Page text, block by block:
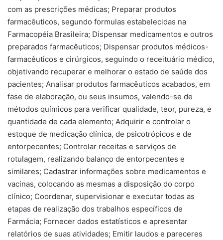
com as prescrições médicas; Preparar produtos
farmacêuticos, segundo formulas estabelecidas na
Farmacopéia Brasileira; Dispensar medicamentos e outros
preparados farmacêuticos; Dispensar produtos médicos-
farmacêuticos e cirúrgicos, seguindo o receituário médico,
objetivando recuperar e melhorar o estado de saúde dos
pacientes; Analisar produtos farmacêuticos acabados, em
fase de elaboração, ou seus insumos, valendo-se de
métodos químicos para verificar qualidade, teor, pureza, e
quantidade de cada elemento; Adquirir e controlar o
estoque de medicação clínica, de psicotrópicos e de
entorpecentes; Controlar receitas e serviços de
rotulagem, realizando balanço de entorpecentes e
similares; Cadastrar informações sobre medicamentos e
vacinas, colocando as mesmas a disposição do corpo
clínico; Coordenar, supervisionar e executar todas as
etapas de realização dos trabalhos específicos de
Farmácia; Fornecer dados estatísticos e apresentar
relatórios de suas atividades; Emitir laudos e pareceres